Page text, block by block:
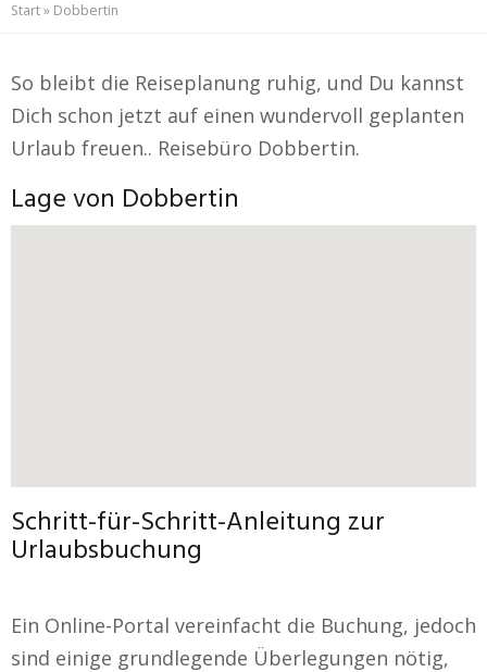
Start» Dobbertin
So bleibt die Reiseplanung ruhig, und Du kannst
Dich schon jetzt auf einen wundervoll geplanten
Urlaub freuen.. Reisebüro Dobbertin.
Lage von Dobbertin
Schritt-für-Schritt-Anleitung zur
Urlaubsbuchung
Ein Online-Portal vereinfacht die Buchung, jedoch
sind einige grundlegende Überlegungen nötig,